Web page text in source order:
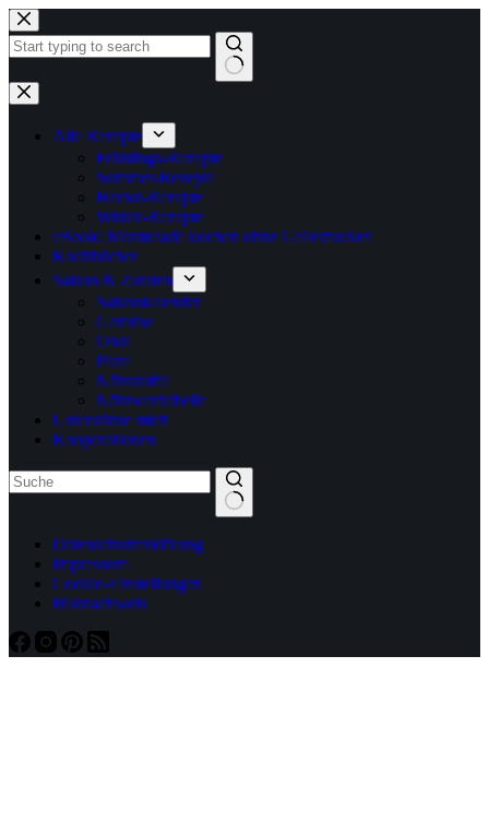
Zum
Inhalt
springen
Keine
Ergebnisse
Alle Rezepte
Frühlings-Rezepte
Sommer-Rezepte
Herbst-Rezepte
Winter-Rezepte
eBook: Marmelade kochen ohne Gelierzucker
Kochbücher
Saison & Zutaten
Saisonkalender
Gemüse
Obst
Pilze
Nährstoffe
Nährwerttabelle
Unterstütze mich
Kooperationen
Datenschutzerklärung
Impressum
Cookie-Einstellungen
Bildnachweis